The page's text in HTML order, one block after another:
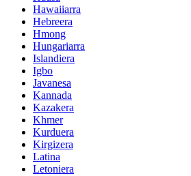
Hawaiiarra
Hebreera
Hmong
Hungariarra
Islandiera
Igbo
Javanesa
Kannada
Kazakera
Khmer
Kurduera
Kirgizera
Latina
Letoniera